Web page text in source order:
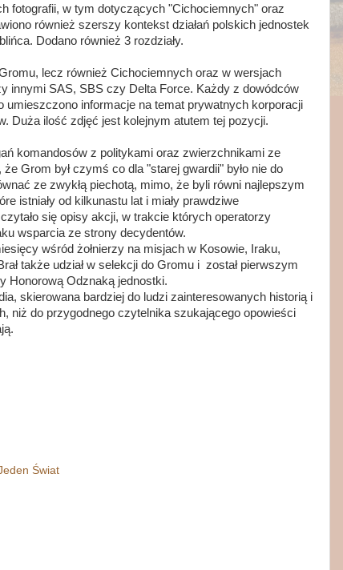
fotografii, w tym dotyczących "Cichociemnych" oraz
również szerszy kontekst działań polskich jednostek
Dodano również 3 rozdziały.
lecz również Cichociemnych oraz w wersjach
innymi SAS, SBS czy Delta Force. Każdy z dowódców
umieszczono informacje na temat prywatnych korporacji
Duża ilość zdjęć jest kolejnym atutem tej pozycji.
komandosów z politykami oraz zwierzchnikami ze
Grom był czymś co dla "starej gwardii" było nie do
ze zwykłą piechotą, mimo, że byli równi najlepszym
istniały od kilkunastu lat i miały prawdziwe
się opisy akcji, w trakcie których operatorzy
wsparcia ze strony decydentów.
wśród żołnierzy na misjach w Kosowie, Iraku,
także udział w selekcji do Gromu i został pierwszym
Honorową Odznaką jednostki.
skierowana bardziej do ludzi zainteresowanych historią i
niż do przygodnego czytelnika szukającego opowieści
Świat